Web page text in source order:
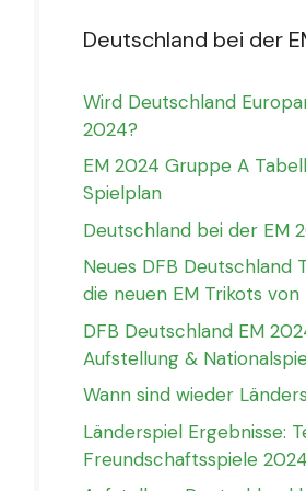
Deutschland bei der
Wird Deutschland
2024?
EM 2024 Gruppe A
Spielplan
Deutschland bei der EM
Neues DFB Deutschland
die neuen EM Trikots
DFB Deutschland EM
Aufstellung &
Wann sind wieder
Länderspiel Ergebnisse:
Freundschaftsspiele 2024